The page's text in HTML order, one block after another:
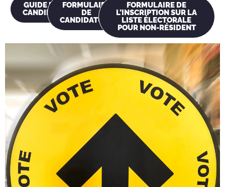
GUIDE DU
CANDIDAT
FORMULAIRE
DE
CANDIDATURE
FORMULAIRE DE
L’INSCRIPTION SUR LA
LISTE ÉLECTORALE
POUR NON-RÉSIDENT